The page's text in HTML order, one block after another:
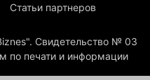
Статьи партнеров
Свидетельство № 03
по печати и информации